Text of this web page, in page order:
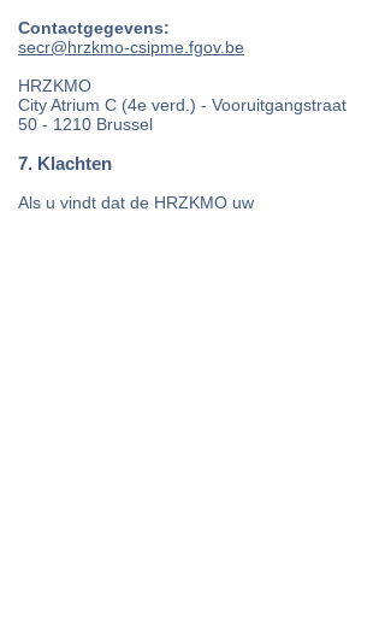
Contactgegevens:
secr@hrzkmo-csipme.fgov.be
HRZKMO
City Atrium C (4e verd.) - Vooruitgangstraat
50 - 1210 Brussel
7. Klachten
Als u vindt dat de HRZKMO uw